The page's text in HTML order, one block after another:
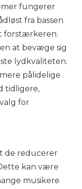
fungerer
fra bassen
forstærkeren.
at bevæge sig
lydkvaliteten.
pålidelige
tidligere,
for
de reducerer
kan være
musikere